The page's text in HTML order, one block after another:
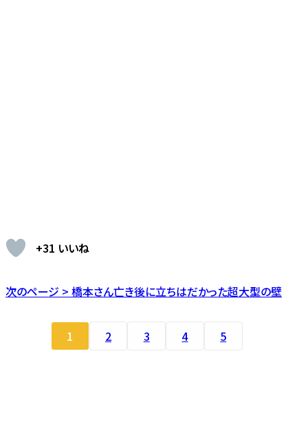
+31 いいね
次のページ > 橋本さん亡き後に立ちはだかった超大型の壁
1 2 3 4 5